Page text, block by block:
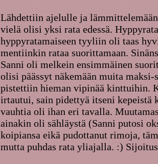
Lähdettiin ajelulle ja
vielä olisi yksi rata edessä.
hyppyratamaiseen tyyliin oli taas
mentiinkin rataa suorittamaan.
Sanni oli melkein ensimmäinen
olisi päässyt näkemään muita
pistettiin hieman vipinää kinttuihin.
irtautui, sain pidettyä itseni kepeistä
vauhtia oli ihan eri tavalla.
ainakin oli sähläystä (Sanni putosi
koipiansa eikä pudottanut rimoja,
mutta puhdas rata yliajalla. :)